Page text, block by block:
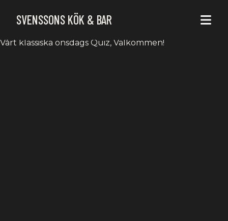
SVENSSONS KÖK & BAR
ONSDAGS QUIZ
Vårt klassiska onsdags Quiz, Välkommen!